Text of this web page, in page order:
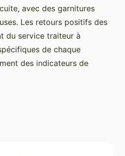
avec des garnitures
Les retours positifs des
du service traiteur à
de chaque
des indicateurs de